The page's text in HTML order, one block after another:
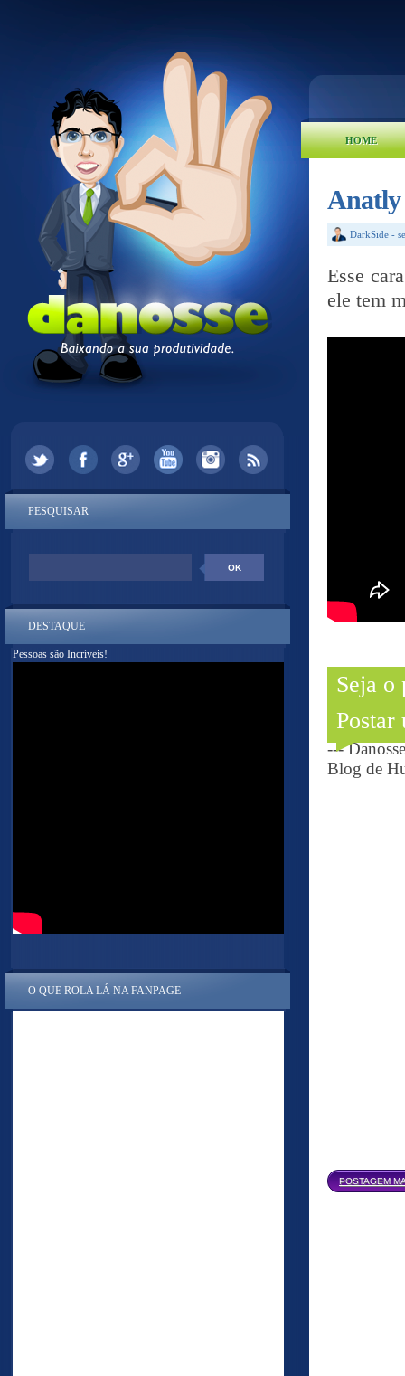
HOME
Anatly
DarkSide -
Esse
ele tem
Seja o
Postar
---
Blog de
POSTAGEM
PESQUISAR
DESTAQUE
Pessoas são Incríveis!
O QUE ROLA LÁ NA FANPAGE